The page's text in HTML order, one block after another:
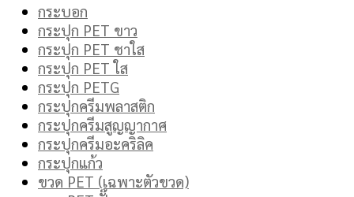
กระบอก
กระปุก PET ขาว
กระปุก PET ชาใส
กระปุก PET ใส
กระปุก PETG
กระปุกครีมพลาสติก
กระปุกครีมสูญญากาศ
กระปุกครีมอะคริลิค
กระปุกแก้ว
ขวด PET (เฉพาะตัวขวด)